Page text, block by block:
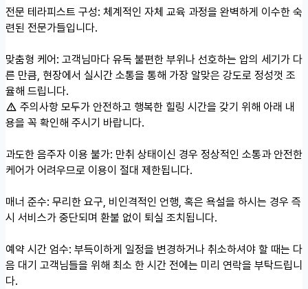
전문 테라피스트 구성: 체계적인 자체 교육 과정을 완벽하게 이수한 숙
련된 전문가들입니다.
맞춤형 케어: 고객님마다 유독 불편한 부위나 선호하는 압의 세기가 다
른 만큼, 현장에서 실시간 소통을 통해 가장 알맞은 강도로 정성껏 조
율해 드립니다.
주의사항모두가 안전하고 행복한 힐링 시간을 갖기 위해 아래 내
용을 꼭 확인해 주시기 바랍니다.
과도한 음주자 이용 불가: 만취 상태이신 경우 정상적인 소통과 안전한
케어가 어려우므로 이용이 절대 제한됩니다.
매너 준수: 무리한 요구, 비인격적인 언행, 혹은 욕설을 하시는 경우 즉
시 서비스가 중단되며 환불 없이 퇴실 조치됩니다.
예약 시간 엄수: 부득이하게 일정을 변경하거나 취소하셔야 할 때는 다
음 대기 고객님들을 위해 최소 한 시간 전에는 미리 연락을 부탁드립니
다.